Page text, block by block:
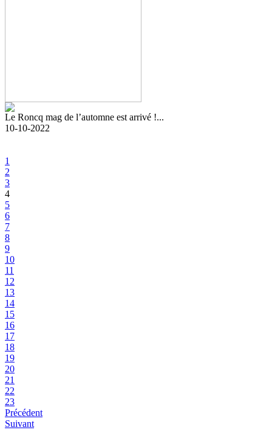
Le Roncq mag de l’automne est arrivé !...
10-10-2022
1
2
3
4
5
6
7
8
9
10
11
12
13
14
15
16
17
18
19
20
21
22
23
Précédent
Suivant